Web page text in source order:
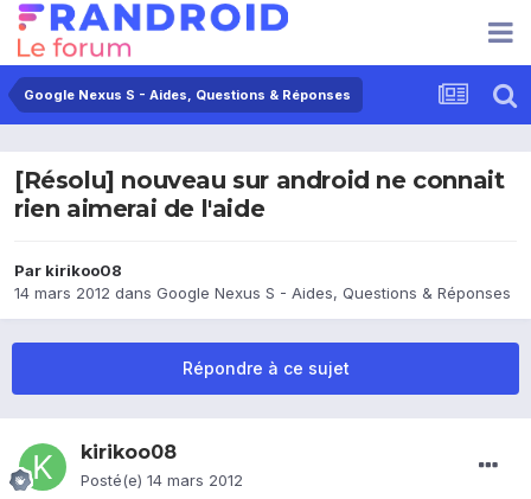
Google Nexus S - Aides, Questions & Réponses
[Résolu] nouveau sur android ne connait
rien aimerai de l'aide
Par kirikoo08
14 mars 2012 dans Google Nexus S - Aides, Questions & Réponses
Répondre à ce sujet
kirikoo08
Posté(e) 14 mars 2012